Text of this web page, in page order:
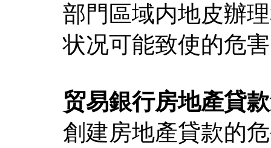
部門區域内地皮辦
状况可能致使的危
贸易銀行房地產貸
創建房地產貸款的